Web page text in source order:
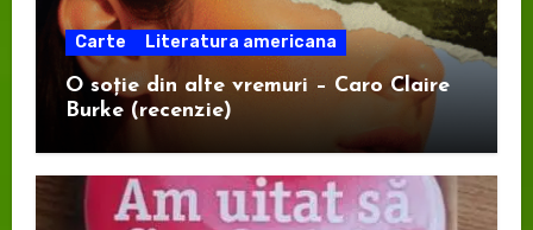
Carte Literatura americana
O soție din alte vremuri – Caro Claire
Burke (recenzie)